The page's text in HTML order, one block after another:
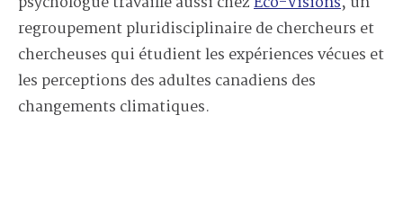
regroupement pluridisciplinaire de chercheurs et
chercheuses qui étudient les expériences vécues et
les perceptions des adultes canadiens des
changements climatiques.